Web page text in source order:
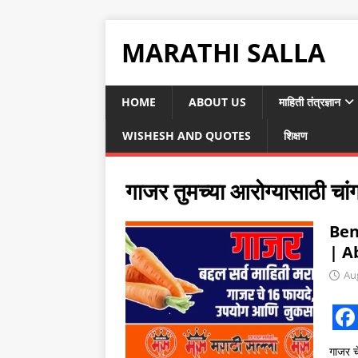
MARATHI SALLA
HOME ABOUT US माहिती तंत्रज्ञान
WISHESH AND QUOTES शिक्षण
गाजर तुमच्या आरोग्यासाठी
|
F
गाजर